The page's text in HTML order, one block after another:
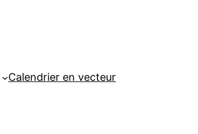
Calendrier en vecteur